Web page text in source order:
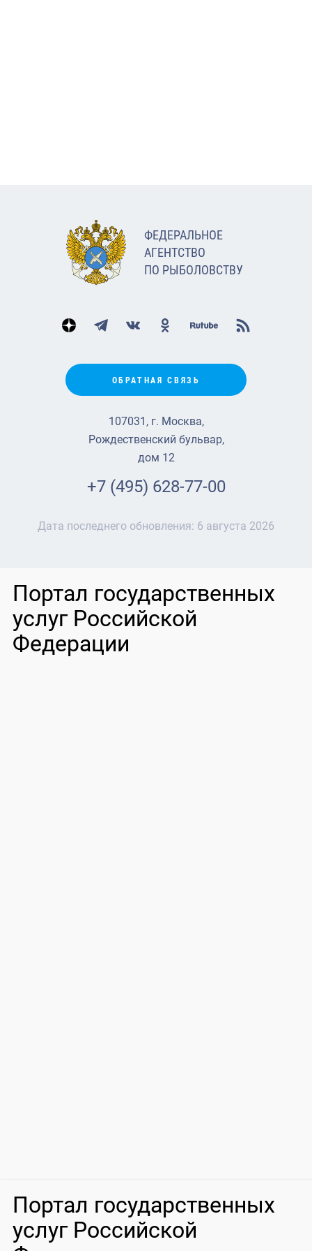
ФЕДЕРАЛЬНОЕ
АГЕНТСТВО
ПО РЫБОЛОВСТВУ
ОБРАТНАЯ СВЯЗЬ
107031, г. Москва,
Рождественский бульвар,
дом 12
+7 (495) 628-77-00
Дата последнего обновления: 6 августа 2026
Портал государственных
услуг Российской
Федерации
Портал государственных
услуг Российской